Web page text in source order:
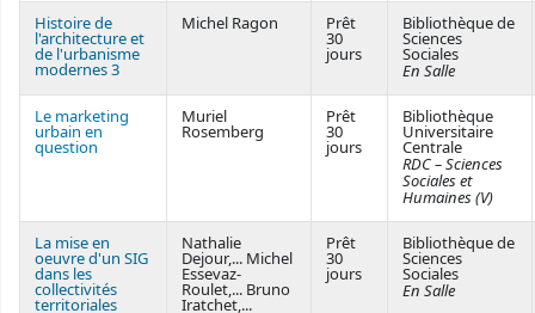
Histoire de
l'architecture et
de l'urbanisme
modernes 3
Michel Ragon Prêt
30
jours
Bibliothèque de
Sciences
Sociales
En Salle
Le marketing
urbain en
question
Muriel
Rosemberg
Prêt
30
jours
Bibliothèque
Universitaire
Centrale
RDC – Sciences
Sociales et
Humaines (V)
La mise en
oeuvre d'un SIG
dans les
collectivités
territoriales
Nathalie
Dejour,... Michel
Essevaz-
Roulet,... Bruno
Iratchet,...
Prêt
30
jours
Bibliothèque de
Sciences
Sociales
En Salle